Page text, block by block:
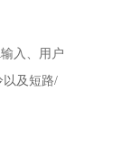
入、用户
以及短路/